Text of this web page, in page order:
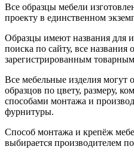
Все образцы мебели
проекту в единственном
Образцы имеют названия для
поиска по сайту, все названия
зарегистрированным
Все мебельные изделия могут
образцов по цвету, размеру,
способами монтажа и
фурнитуры.
Способ монтажа и крепёж
выбирается производителем